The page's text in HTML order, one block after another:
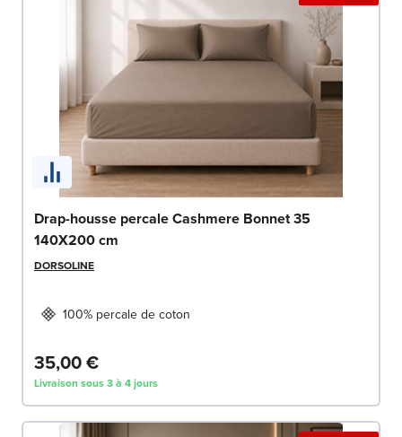
Drap-housse percale Cashmere Bonnet 35
140X200 cm
DORSOLINE
100% percale de coton
35,00 €
Livraison sous 3 à 4 jours